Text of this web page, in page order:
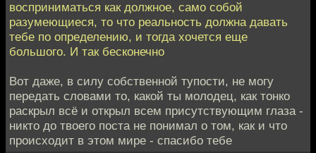
восприниматься как должное, само собой
разумеющиеся, то что реальность должна давать
тебе по определению, и тогда хочется еще
большого. И так бесконечно
Вот даже, в силу собственной тупости, не могу
передать словами то, какой ты молодец, как тонко
раскрыл всё и открыл всем присутствующим глаза -
никто до твоего поста не понимал о том, как и что
происходит в этом мире - спасибо тебе